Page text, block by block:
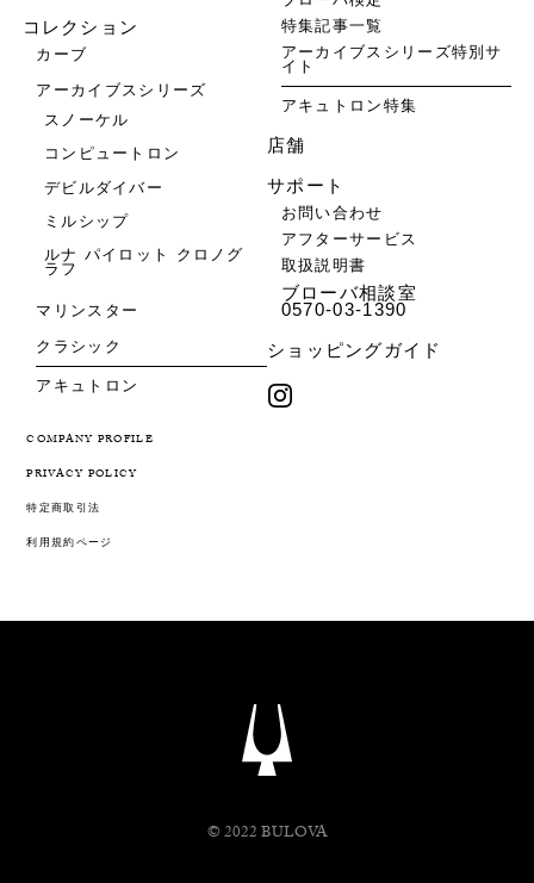
コレクション
カーブ
アーカイブスシリーズ
スノーケル
コンピュートロン
デビルダイバー
ミルシップ
ルナ パイロット クロノグ
ラフ
マリンスター
クラシック
アキュトロン
特集記事一覧
アーカイブスシリーズ特別サ
イト
アキュトロン特集
店舗
サポート
お問い合わせ
アフターサービス
取扱説明書
ブローバ相談室
0570-03-1390
ショッピングガイド
COMPANY PROFILE
PRIVACY POLICY
特定商取引法
利用規約ページ
© 2022 BULOVA